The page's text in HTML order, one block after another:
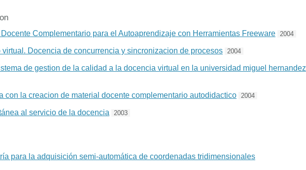
Complementario para el Autoaprendizaje con Herramientas Freeware 2004
Docencia de concurrencia y sincronizacion de procesos 2004
de gestion de la calidad a la docencia virtual en la universidad miguel hernandez
con la creacion de material docente complementario autodidactico 2004
al servicio de la docencia 2003
para la adquisición semi-automática de coordenadas tridimensionales